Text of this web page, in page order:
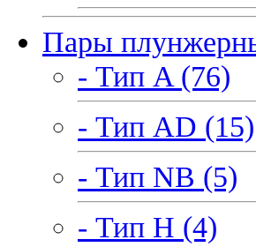
Пары
- Тип A (76)
- Тип AD (15)
- Тип NB (5)
- Тип H (4)